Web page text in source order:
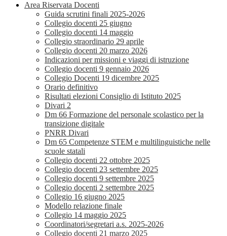
Area Riservata Docenti
Guida scrutini finali 2025-2026
Collegio docenti 25 giugno
Collegio docenti 14 maggio
Collegio straordinario 29 aprile
Collegio docenti 20 marzo 2026
Indicazioni per missioni e viaggi di istruzione
Collegio docenti 9 gennaio 2026
Collegio Docenti 19 dicembre 2025
Orario definitivo
Risultati elezioni Consiglio di Istituto 2025
Divari 2
Dm 66 Formazione del personale scolastico per la
transizione digitale
PNRR Divari
Dm 65 Competenze STEM e multilinguistiche nelle
scuole statali
Collegio docenti 22 ottobre 2025
Collegio docenti 23 settembre 2025
Collegio docenti 9 settembre 2025
Collegio docenti 2 settembre 2025
Collegio 16 giugno 2025
Modello relazione finale
Collegio 14 maggio 2025
Coordinatori/segretari a.s. 2025-2026
Collegio docenti 21 marzo 2025